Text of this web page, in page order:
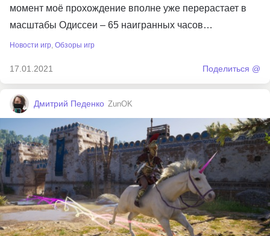
момент моё прохождение вполне уже перерастает в
масштабы Одиссеи – 65 наигранных часов…
Новости игр, Обзоры игр
17.01.2021 Поделиться @
Дмитрий Педенко ZunOK